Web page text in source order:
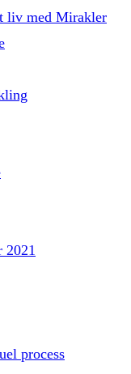
liv med Mirakler
2021
process